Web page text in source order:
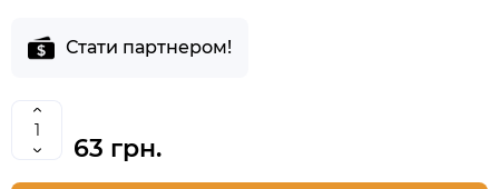
Стати партнером!
63 грн.